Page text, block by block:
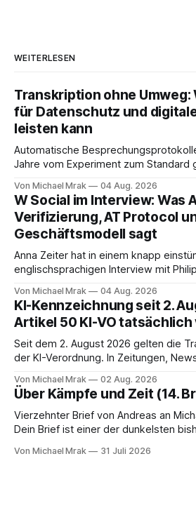
WEITERLESEN
Transkription ohne Umweg:
für Datenschutz und
leisten kann
Automatische
Jahre vom Experiment zum Standard
Ende eine Zusammenfassung samt
funktioniert gut. Die Frage, die regelmäßig untergeht, lautet:
Wo genau liegt das Audio, wer
welcher Rechtsgrundlage? Es gibt
Von Michael Mrak 04 Aug. 2026
W Social im Interview: Was
Verifizierung, AT Protocol
Geschäftsmodell sagt
Anna Zeiter hat in einem knapp
englischsprachigen Interview mit
über zehn Jahre
zum Thema Meinungsfreiheit
inhaltlich dichter als die meisten
und beantwortet einige Fragen,
Von Michael Mrak 04 Aug. 2026
KI-Kennzeichnung seit 2.
Artikel 50 KI-VO tatsächlich
Seit dem 2. August 2026 gelten die
der KI-Verordnung. In Zeitungen,
trotzdem falsch ist: Ab jetzt müsse
werden, was mit künstlicher Intelligenz
stimmt so nicht. Artikel 50 der KI-
Von Michael Mrak 02 Aug. 2026
Über Kämpfe und Zeit (14.
Vierzehnter Brief von Andreas an Michael Lieber
Dein Brief ist einer der dunkelsten
letzten Hebel, der sich noch bewegt,
Von Michael Mrak 31 Juli 2026